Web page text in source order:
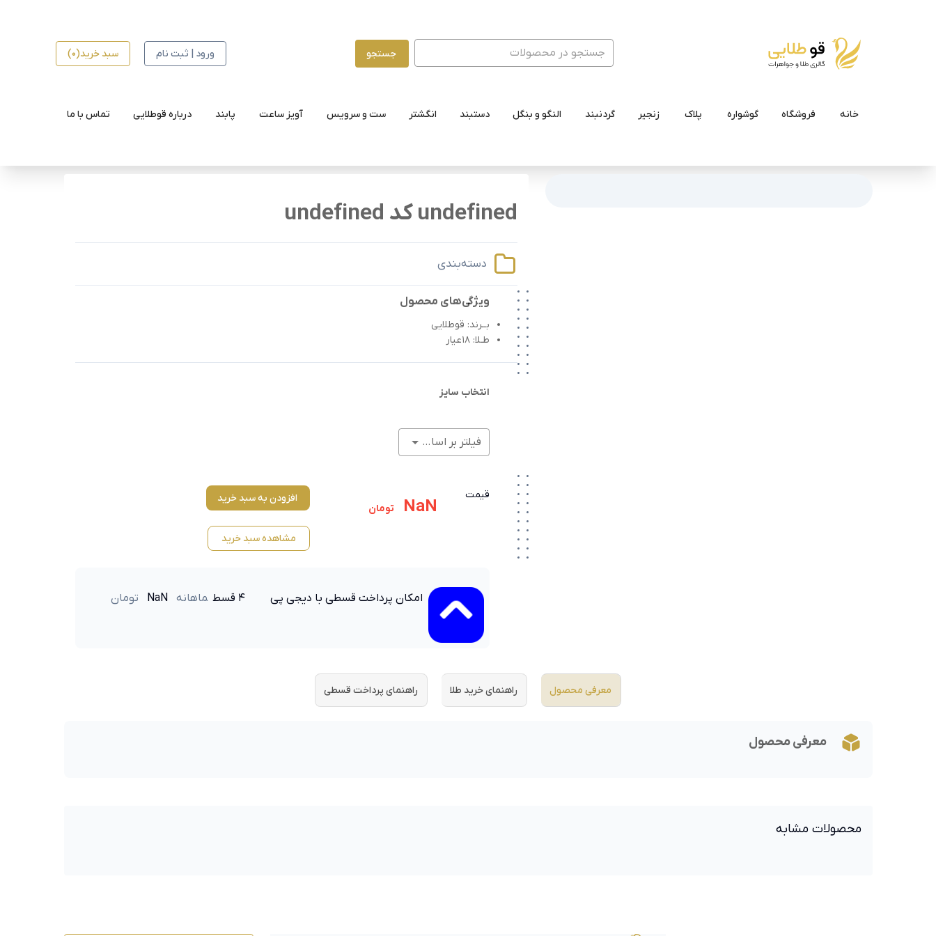
جستجو ورود | ثبت نام سبد خرید(0)
خانه فروشگاه گوشواره پلاک زنجیر گردنبند النگو و بنگل دستبند انگشتر ست و سرویس آویز ساعت پابند درباره قوطلایی تماس با ما
undefined کد undefined
دسته‌بندی
ویژگی‌های محصول
بــرند: قوطلایی
طـلا: 18عیار
انتخاب سایز
فیلتر بر اساس وزن (گرم)
قیمت
NaN تومان
افزودن به سبد خرید
مشاهده سبد خرید
امکان پرداخت قسطی با دیجی پی ۴ قسط ماهانه تومان
معرفی محصول راهنمای خرید طلا راهنمای پرداخت قسطی
معرفی محصول
محصولات مشابه